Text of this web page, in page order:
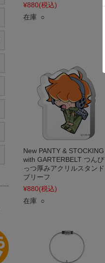
¥880(税込)
在庫 ○
New PANTY & STOCKING
with GARTERBELT つんぴ
っつ厚みアクリルスタンド
ブリーフ
¥880(税込)
在庫 ○